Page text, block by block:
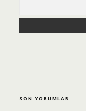
SON YORUMLAR